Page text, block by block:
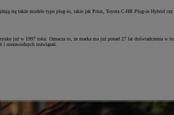
się także modele typu plug-in, takie jak Prius, Toyota C-HR Plug-in Hybrid
już w 1997 roku. Oznacza to, że marka ma już ponad 27 lat doświadczenia
i niezawodnych rozwiązań.